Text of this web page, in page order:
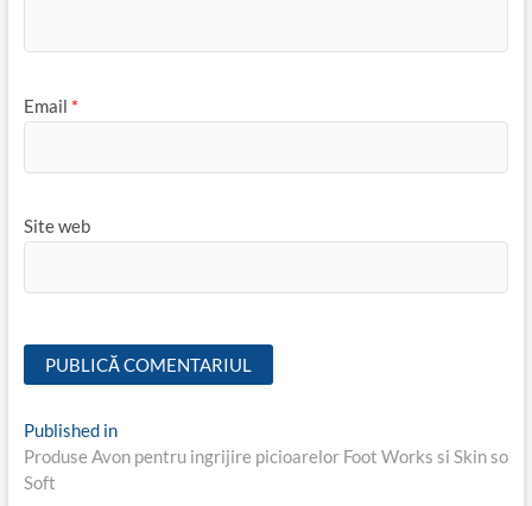
Email *
Site web
Navigare
în
Published in
Produse Avon pentru ingrijire picioarelor Foot Works si Skin so
Soft